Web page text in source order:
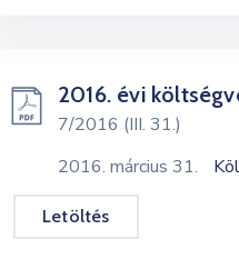
2016. évi
7/2016 (III. 31.)
2016. március 31.
Letöltés